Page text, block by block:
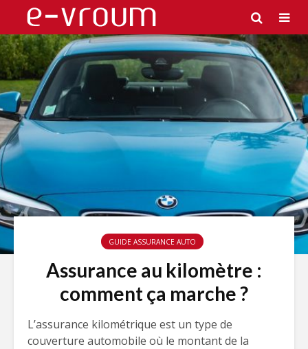
GUIDE ASSURANCE AUTO
Assurance au kilomètre :
comment ça marche ?
L’assurance kilométrique est un type de
couverture automobile où le montant de la